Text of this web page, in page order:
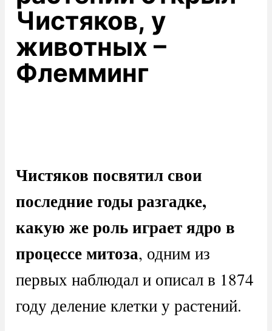
Чистяков, у
животных –
Флемминг
Чистяков посвятил свои
последние годы разгадке,
какую же роль играет ядро в
процессе митоза, одним из
первых наблюдал и описал в 1874
году деление клетки у растений.